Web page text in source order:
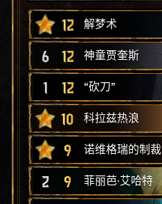
12 解梦术
6 12 神童贾奎斯
1 12 “砍刀”
10 科拉兹热浪
9 诺维格瑞的制裁
2 9 菲丽芭·艾哈特